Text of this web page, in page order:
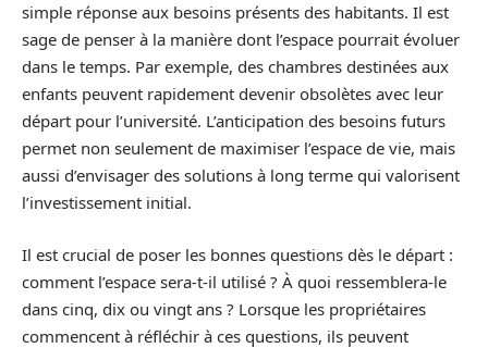
simple réponse aux besoins présents des habitants. Il est
sage de penser à la manière dont l’espace pourrait évoluer
dans le temps. Par exemple, des chambres destinées aux
enfants peuvent rapidement devenir obsolètes avec leur
départ pour l’université. L’anticipation des besoins futurs
permet non seulement de maximiser l’espace de vie, mais
aussi d’envisager des solutions à long terme qui valorisent
l’investissement initial.
Il est crucial de poser les bonnes questions dès le départ :
comment l’espace sera-t-il utilisé ? À quoi ressemblera-le
dans cinq, dix ou vingt ans ? Lorsque les propriétaires
commencent à réfléchir à ces questions, ils peuvent